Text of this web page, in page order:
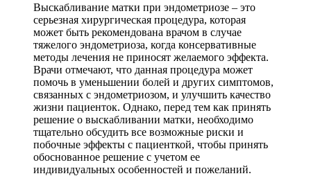
Выскабливание матки при эндометриозе – это
серьезная хирургическая процедура, которая
может быть рекомендована врачом в случае
тяжелого эндометриоза, когда консервативные
методы лечения не приносят желаемого эффекта.
Врачи отмечают, что данная процедура может
помочь в уменьшении болей и других симптомов,
связанных с эндометриозом, и улучшить качество
жизни пациенток. Однако, перед тем как принять
решение о выскабливании матки, необходимо
тщательно обсудить все возможные риски и
побочные эффекты с пациенткой, чтобы принять
обоснованное решение с учетом ее
индивидуальных особенностей и пожеланий.